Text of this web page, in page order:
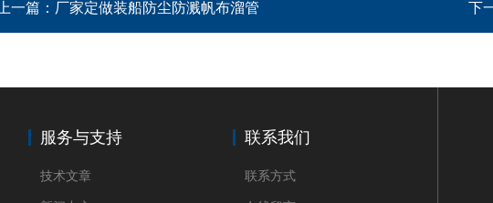
一篇： 厂家定做装船防尘防溅帆布溜管 下
服务与支持
技术文章
联系我们
联系方式